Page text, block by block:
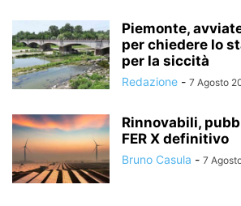
Piemonte,
per chiedere lo
per la siccità
Redazione - 7 Agosto
Rinnovabili,
FER X definitivo
Bruno Casula - 7